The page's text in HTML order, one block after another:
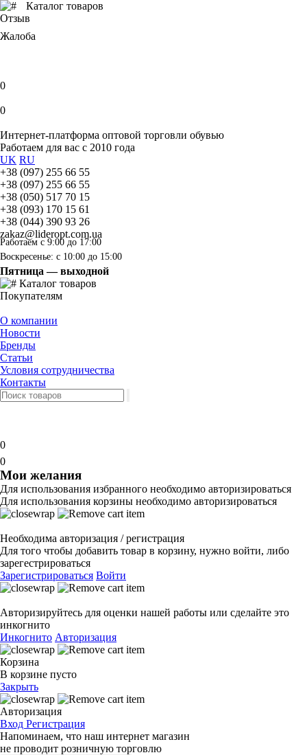
Каталог товаров
Отзыв
Жалоба
0
0
Интернет-платформа оптовой торговли обувью
Работаем для вас с 2010 года
UK RU
+38 (097) 255 66 55
+38 (097) 255 66 55
+38 (050) 517 70 15
+38 (093) 170 15 61
+38 (044) 390 93 26
zakaz@lideropt.com.ua
Работаем с 9:00 до 17:00
Воскресенье: с 10:00 до 15:00
Пятница — выходной
Каталог товаров
Покупателям
О компании
Новости
Бренды
Статьи
Условия сотрудничества
Контакты
0
0
Мои желания
Для использования избранного необходимо авторизироваться
Для использования корзины необходимо авторизироваться
Необходима авторизация / регистрация
Для того чтобы добавить товар в корзину, нужно войти, либо
зарегестрироваться
Зарегистрироваться Войти
Авторизируйтесь для оценки нашей работы или сделайте это
инкогнито
Инкогнито Авторизация
Корзина
В корзине пусто
Закрыть
Авторизация
Вход Регистрация
Напоминаем, что наш интернет магазин
не проводит розничную торговлю